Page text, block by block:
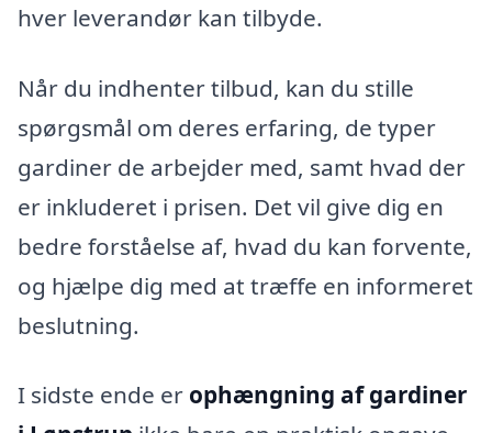
hver leverandør kan tilbyde.
Når du indhenter tilbud, kan du stille
spørgsmål om deres erfaring, de typer
gardiner de arbejder med, samt hvad der
er inkluderet i prisen. Det vil give dig en
bedre forståelse af, hvad du kan forvente,
og hjælpe dig med at træffe en informeret
beslutning.
I sidste ende er ophængning af gardiner